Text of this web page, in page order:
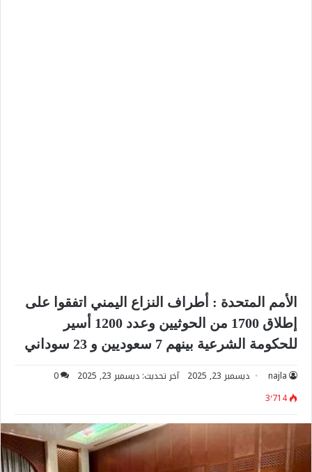
الأمم المتحدة : أطراف النزاع اليمني اتفقوا على
إطلاق 1700 من الحوثيين وعدد 1200 أسير
للحكومة الشرعية بينهم 7 سعوديين و 23 سوداني
najla ديسمبر 23, 2025 آخر تحديث: ديسمبر 23, 2025
0
3٬714